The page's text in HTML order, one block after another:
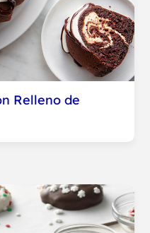
Relleno de